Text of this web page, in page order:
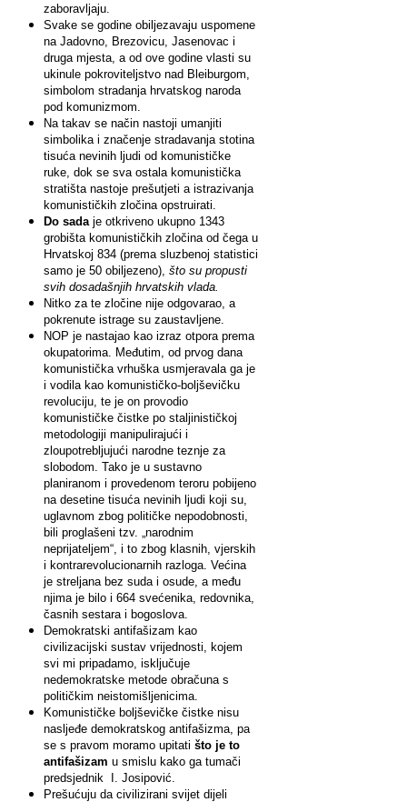
zaboravljaju.
Svake se godine obiljezavaju uspomene
na Jadovno, Brezovicu, Jasenovac i
druga mjesta, a od ove godine vlasti su
ukinule pokroviteljstvo nad Bleiburgom,
simbolom stradanja hrvatskog naroda
pod komunizmom.
Na takav se način nastoji umanjiti
simbolika i značenje stradavanja stotina
tisuća nevinih ljudi od komunističke
ruke, dok se sva ostala komunistička
stratišta nastoje prešutjeti a istrazivanja
komunističkih zločina opstruirati.
Do sada je otkriveno ukupno 1343
grobišta komunističkih zločina od čega u
Hrvatskoj 834 (prema sluzbenoj statistici
samo je 50 obiljezeno), što su propusti
svih dosadašnjih hrvatskih vlada.
Nitko za te zločine nije odgovarao, a
pokrenute istrage su zaustavljene.
NOP je nastajao kao izraz otpora prema
okupatorima. Međutim, od prvog dana
komunistička vrhuška usmjeravala ga je
i vodila kao komunističko-boljševičku
revoluciju, te je on provodio
komunističke čistke po staljinističkoj
metodologiji manipulirajući i
zloupotrebljujući narodne teznje za
slobodom. Tako je u sustavno
planiranom i provedenom teroru pobijeno
na desetine tisuća nevinih ljudi koji su,
uglavnom zbog političke nepodobnosti,
bili proglašeni tzv. „narodnim
neprijateljem“, i to zbog klasnih, vjerskih
i kontrarevolucionarnih razloga. Većina
je streljana bez suda i osude, a među
njima je bilo i 664 svećenika, redovnika,
časnih sestara i bogoslova.
Demokratski antifašizam kao
civilizacijski sustav vrijednosti, kojem
svi mi pripadamo, isključuje
nedemokratske metode obračuna s
političkim neistomišljenicima.
Komunističke boljševičke čistke nisu
nasljeđe demokratskog antifašizma, pa
se s pravom moramo upitati što je to
antifašizam u smislu kako ga tumači
predsjednik I. Josipović.
Prešućuju da civilizirani svijet dijeli